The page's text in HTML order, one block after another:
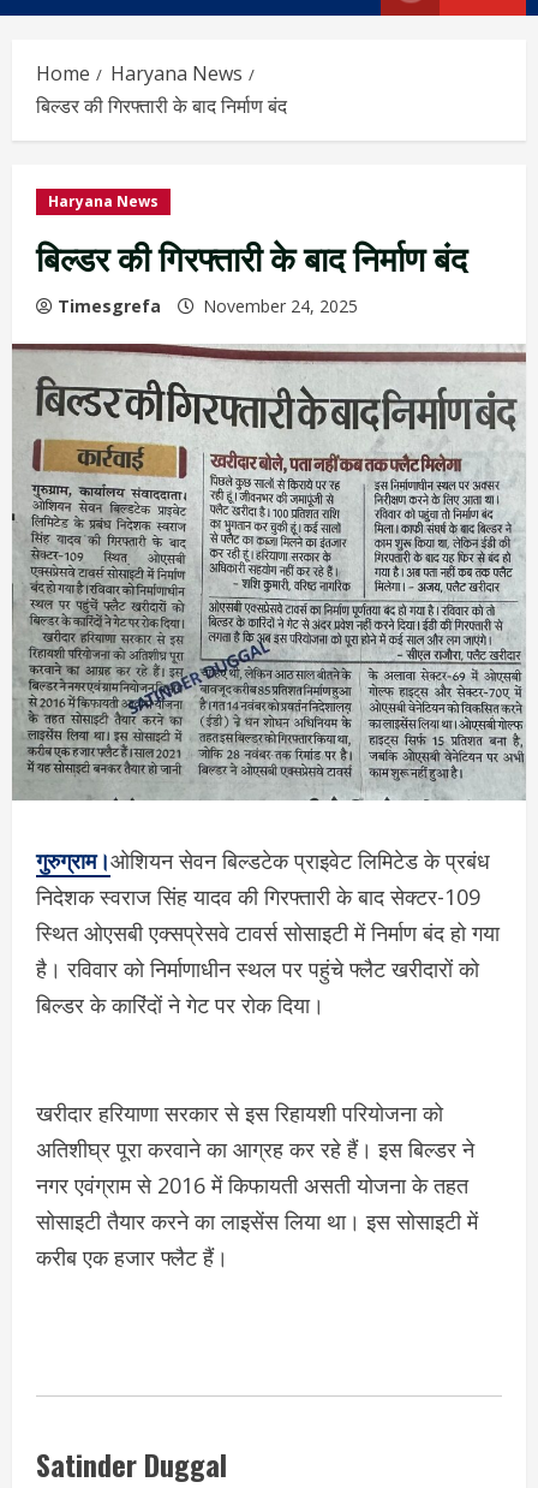
Home
Haryana News
बिल्डर की गिरफ्तारी के बाद निर्माण बंद
Haryana News
बिल्डर की गिरफ्तारी के बाद निर्माण बंद
Timesgrefa November 24, 2025
गुरुग्राम।ओशियन सेवन बिल्डटेक प्राइवेट लिमिटेड के प्रबंध
निदेशक स्वराज सिंह यादव की गिरफ्तारी के बाद सेक्टर-109
स्थित ओएसबी एक्सप्रेसवे टावर्स सोसाइटी में निर्माण बंद हो गया
है। रविवार को निर्माणाधीन स्थल पर पहुंचे फ्लैट खरीदारों को
बिल्डर के कारिंदों ने गेट पर रोक दिया।
खरीदार हरियाणा सरकार से इस रिहायशी परियोजना को
अतिशीघ्र पूरा करवाने का आग्रह कर रहे हैं। इस बिल्डर ने
नगर एवंग्राम से 2016 में किफायती असती योजना के तहत
सोसाइटी तैयार करने का लाइसेंस लिया था। इस सोसाइटी में
करीब एक हजार फ्लैट हैं।
Satinder Duggal